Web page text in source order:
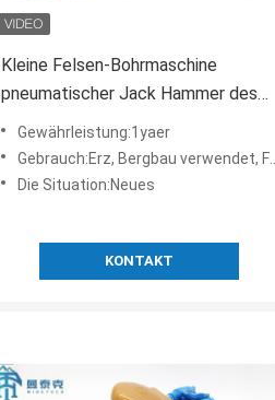
Kleine Felsen-Bohrmaschine
pneumatischer Jack Hammer des
Loch-YT28
Gewährleistung:1yaer
Gebrauch:Erz, Bergbau verwendet, Felsenbohrung
Die Situation:Neues
KONTAKT